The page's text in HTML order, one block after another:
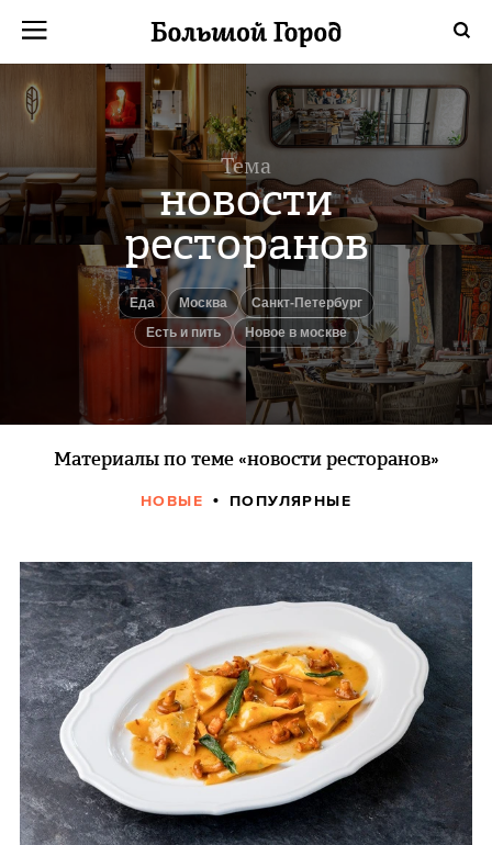
Тема
новости
ресторанов
еда Москва
Санкт-Петербург
есть и пить
новое в москве
Материалы по теме «новости ресторанов»
НОВЫЕ ПОПУЛЯРНЫЕ